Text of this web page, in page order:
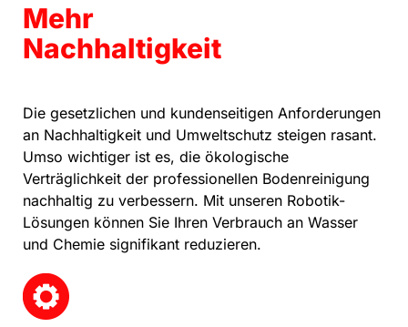
Mehr
Nachhaltigkeit
Die gesetzlichen und kundenseitigen Anforderungen
an Nachhaltigkeit und Umweltschutz steigen rasant.
Umso wichtiger ist es, die ökologische
Verträglichkeit der professionellen Bodenreinigung
nachhaltig zu verbessern. Mit unseren Robotik-
Lösungen können Sie Ihren Verbrauch an Wasser
und Chemie signifikant reduzieren.